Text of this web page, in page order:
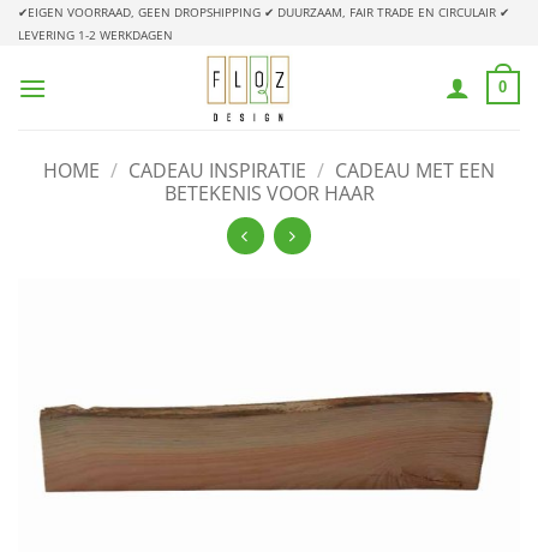
Ga
naar
✔EIGEN VOORRAAD, GEEN DROPSHIPPING ✔ DUURZAAM, FAIR TRADE EN CIRCULAIR ✔
LEVERING 1-2 WERKDAGEN
0
HOME / CADEAU INSPIRATIE / CADEAU MET EEN
BETEKENIS VOOR HAAR